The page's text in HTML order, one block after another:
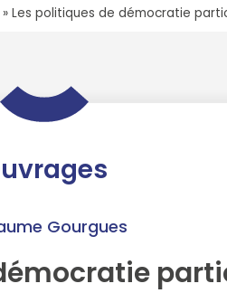
» Les politiques de démocratie
Gourgues